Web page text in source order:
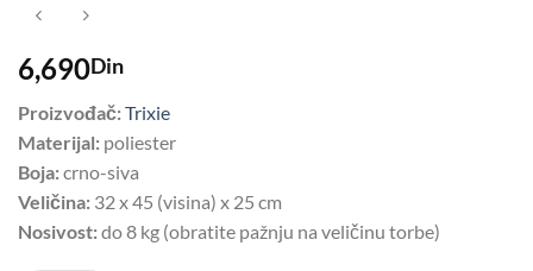
6,690Din
Proizvođač:Trixie
Materijal: poliester
Boja:crno-siva
Veličina: 32 x 45 (visina) x 25 cm
Nosivost:do 8 kg (obratite pažnju na veličinu torbe)